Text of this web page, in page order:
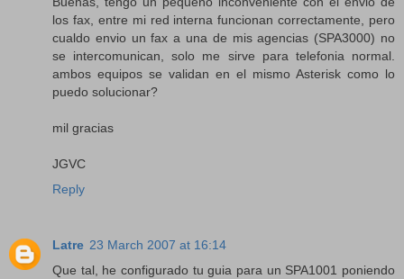
los fax, entre mi red interna funcionan correctamente, pero
cualdo envio un fax a una de mis agencias (SPA3000) no
se intercomunican, solo me sirve para telefonia normal.
ambos equipos se validan en el mismo Asterisk como lo
puedo solucionar?
mil gracias
JGVC
Reply
Latre 23 March 2007 at 16:14
Que tal, he configurado tu guia para un SPA1001 poniendo